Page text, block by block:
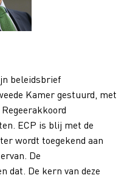
beleidsbrief
Kamer gestuurd, met
ECP is blij met de
wordt toegekend aan
De
dat. De kern van deze